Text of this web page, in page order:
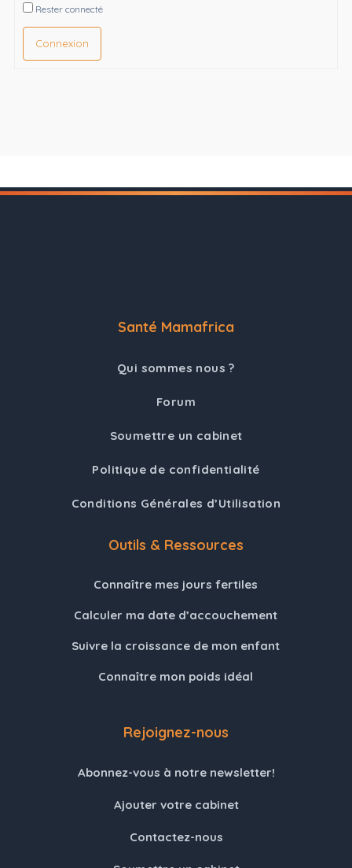
Rester connecté
Connexion
Santé Mamafrica
Qui sommes nous ?
Forum
Soumettre un cabinet
Politique de confidentialité
Conditions Générales d’Utilisation
Outils & Ressources
Connaître mes jours fertiles
Calculer ma date d’accouchement
Suivre la croissance de mon enfant
Connaître mon poids idéal
Rejoignez-nous
Abonnez-vous à notre newsletter!
Ajouter votre cabinet
Contactez-nous